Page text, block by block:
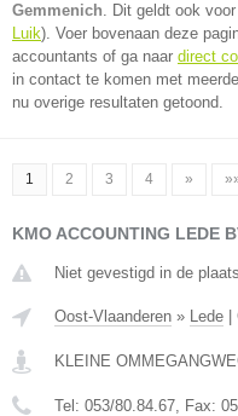
Gemmenich. Dit geldt ook
Luik). Voer bovenaan deze
accountants of ga naar direct
in contact te komen met
nu overige resultaten getoond.
1 2 3 4 »
KMO ACCOUNTING LEDE
Niet gevestigd in de
Oost-Vlaanderen » Lede
KLEINE
Tel: 053/80.84.67, Fax: